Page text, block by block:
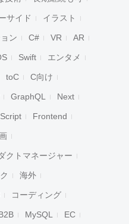
サイド イラスト
ン C# VR AR
Swift エンタメ
toC C向け
GraphQL Next
Frontend
クトマネージャー
海外
コーディング
MySQL EC